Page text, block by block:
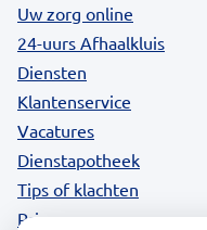
Uw zorg online
24-uurs Afhaalkluis
Diensten
Klantenservice
Vacatures
Dienstapotheek
Tips of klachten
Privacy